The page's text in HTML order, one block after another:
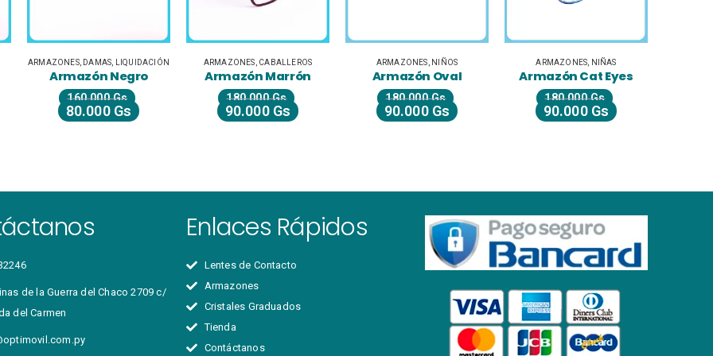
ARMAZONES, CABALLEROS
Armazón Marrón
180.000Gs
90.000Gs
ARMAZONES, NIÑOS
Armazón Oval
180.000Gs
90.000Gs
ARMAZONES ,NIÑAS
Armazón Cat Eyes
180.000Gs
90.000Gs
ARMAZONES DAMAS
Armazón Redondo
200.000Gs
100.000Gs
de la Guerra del Chaco 2709 c/
del Carmen
Enlaces Rápidos
Lentes de Contacto
Armazones
Cristales Graduados
Tienda
Contáctanos